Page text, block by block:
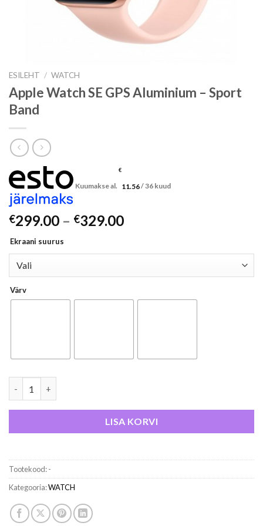
ESILEHT / WATCH
Apple Watch SE GPS Aluminium – Sport
Band
Kuumakse al.
€
11.56/ 36 kuud
€299.00 – €329.00Hinnavahemik:
Ekraani suurus
Värv
LISA KORVI
Tootekood:-
Kategooria:WATCH